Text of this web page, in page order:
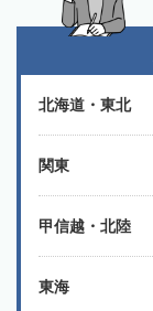
北海道・東北
関東
甲信越・北陸
東海